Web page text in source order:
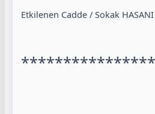
Etkilenen Cadde / Sokak